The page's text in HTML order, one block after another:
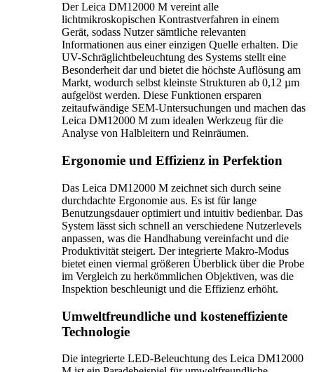
Der Leica DM12000 M vereint alle
lichtmikroskopischen Kontrastverfahren in einem
Gerät, sodass Nutzer sämtliche relevanten
Informationen aus einer einzigen Quelle erhalten. Die
UV-Schräglichtbeleuchtung des Systems stellt eine
Besonderheit dar und bietet die höchste Auflösung am
Markt, wodurch selbst kleinste Strukturen ab 0,12 µm
aufgelöst werden. Diese Funktionen ersparen
zeitaufwändige SEM-Untersuchungen und machen das
Leica DM12000 M zum idealen Werkzeug für die
Analyse von Halbleitern und Reinräumen.
Ergonomie und Effizienz in Perfektion
Das Leica DM12000 M zeichnet sich durch seine
durchdachte Ergonomie aus. Es ist für lange
Benutzungsdauer optimiert und intuitiv bedienbar. Das
System lässt sich schnell an verschiedene Nutzerlevels
anpassen, was die Handhabung vereinfacht und die
Produktivität steigert. Der integrierte Makro-Modus
bietet einen viermal größeren Überblick über die Probe
im Vergleich zu herkömmlichen Objektiven, was die
Inspektion beschleunigt und die Effizienz erhöht.
Umweltfreundliche und kosteneffiziente
Technologie
Die integrierte LED-Beleuchtung des Leica DM12000